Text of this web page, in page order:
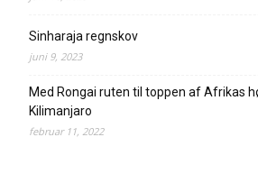
Sinharaja regnskov
juni 9, 2023
Med Rongai ruten til toppen af Afrikas
Kilimanjaro
februar 11, 2022